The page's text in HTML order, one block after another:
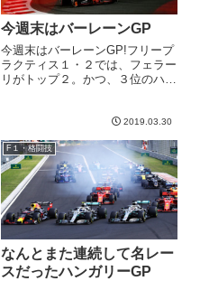
今週末はバーレーンGP
今週末はバーレーンGP!フリープ
ラクティス１・２では、フェラー
リがトップ２。かつ、３位のハミ
ね。といっても、所詮、金曜日の
FPなので、予選はフタを開ける
までわからない。とはいえ、良...
2019.03.30
F１・格闘技
なんとまた連続して名レー
スだったハンガリーGP